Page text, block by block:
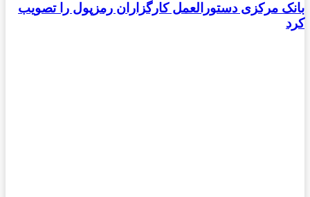
بانک مرکزی دستورالعمل کارگزاران رمزپول را تصویب
کرد